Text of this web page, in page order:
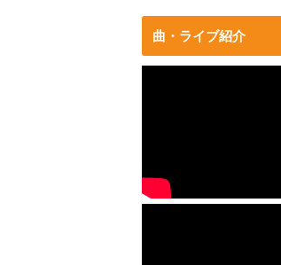
曲・ライブ紹介